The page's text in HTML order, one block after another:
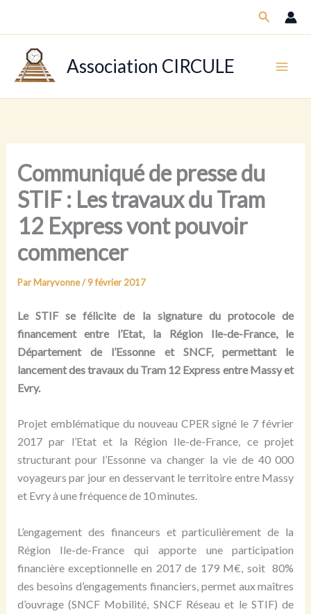
Association CIRCULE
Communiqué de presse du
STIF : Les travaux du Tram
12 Express vont pouvoir
commencer
ParMaryvonne/9 février 2017
Le STIF se félicite de la signature du protocole de
financement entre l’Etat, la Région Ile-de-France, le
Département de l’Essonne et SNCF, permettant le
lancement des travaux du Tram 12 Express entre Massy et
Evry.
Projet emblématique du nouveau CPER signé le 7 février
2017 par l’Etat et la Région Ile-de-France, ce projet
structurant pour l’Essonne va changer la vie de 40 000
voyageurs par jour en desservant le territoire entre Massy
et Evry à une fréquence de 10 minutes.
L’engagement des financeurs et particulièrement de la
Région Ile-de-France qui apporte une participation
financière exceptionnelle en 2017 de 179 M€, soit 80%
des besoins d’engagements financiers, permet aux maîtres
d’ouvrage (SNCF Mobilité, SNCF Réseau et le STIF) de